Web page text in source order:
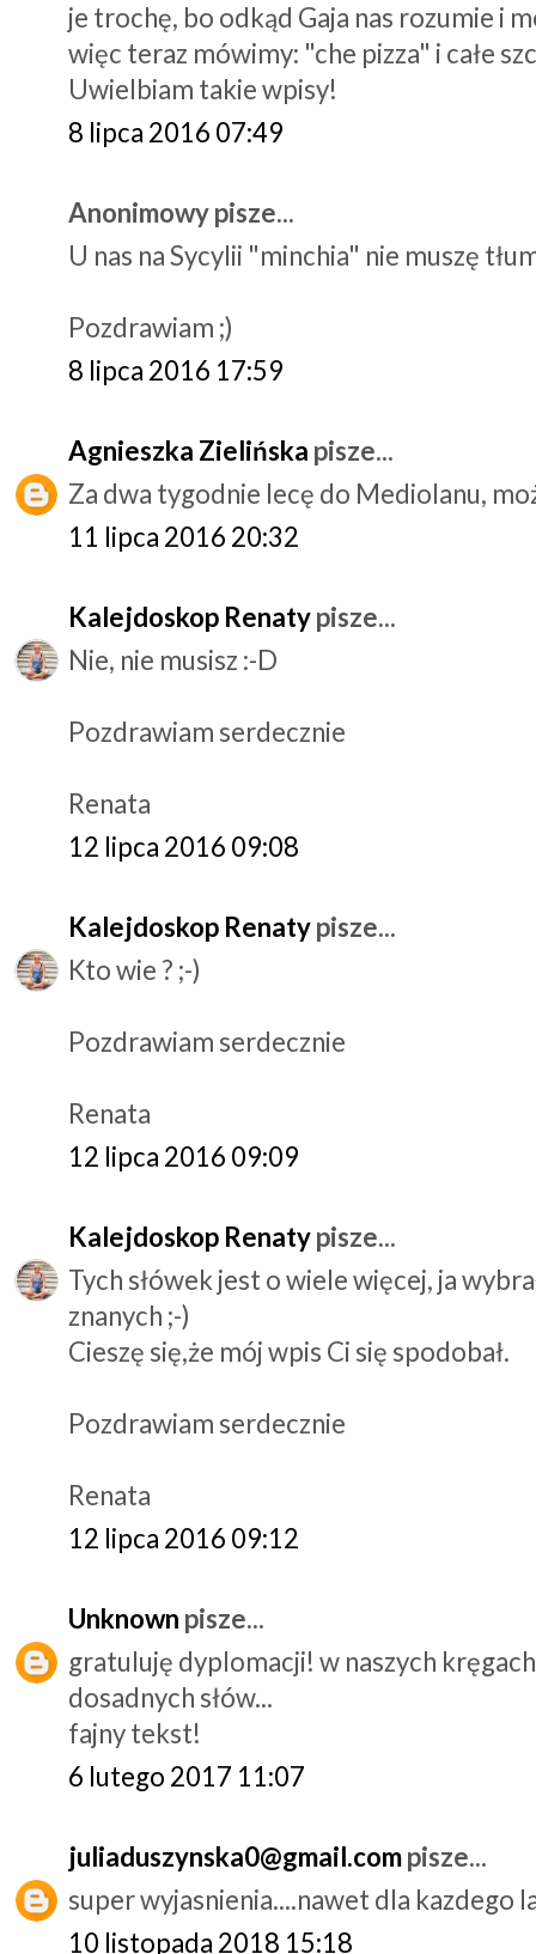
je trochę, bo odkąd Gaja nas rozumie i
więc teraz mówimy: "che pizza" i całe
Uwielbiam takie wpisy!
8 lipca 2016 07:49
Anonimowy pisze...
U nas na Sycylii "minchia" nie muszę
Pozdrawiam ;)
8 lipca 2016 17:59
Agnieszka Zielińska pisze...
Za dwa tygodnie lecę do Mediolanu,
11 lipca 2016 20:32
Kalejdoskop Renatypisze...
Nie, nie musisz :-D
Pozdrawiam serdecznie
Renata
12 lipca 2016 09:08
Kalejdoskop Renatypisze...
Kto wie ? ;-)
Pozdrawiam serdecznie
Renata
12 lipca 2016 09:09
Kalejdoskop Renatypisze...
Tych słówek jest o wiele więcej, ja
znanych ;-)
Cieszę się,że mój wpis Ci się spodobał.
Pozdrawiam serdecznie
Renata
12 lipca 2016 09:12
Unknown pisze...
gratuluję dyplomacji! w naszych
dosadnych słów...
fajny tekst!
6 lutego 2017 11:07
juliaduszynska0@gmail.compisze...
super wyjasnienia....nawet dla kazdego
10 listopada 2018 15:18